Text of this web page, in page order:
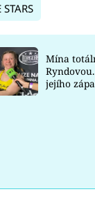
Mína
jejího